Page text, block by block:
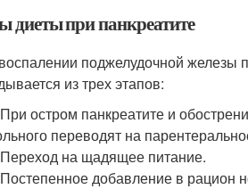
диеты при панкреатите
поджелудочной железы
из трех этапов:
остром панкреатите и
переводят на
на щадящее питание.
добавление в рацион